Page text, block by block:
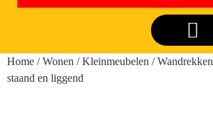
Home /Wonen /Kleinmeubelen /Wandrekken
staand en liggend